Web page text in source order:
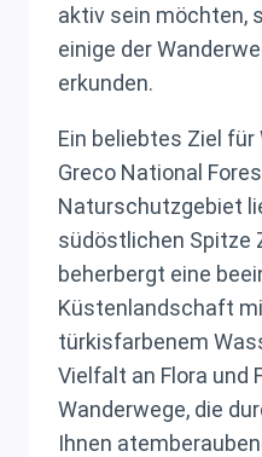
aktiv sein möchten,
einige der
erkunden.
Ein beliebtes Ziel für
Greco National
Naturschutzgebiet
südöstlichen Spitze
beherbergt eine
Küstenlandschaft
türkisfarbenem
Vielfalt an Flora und
Wanderwege, die
Ihnen